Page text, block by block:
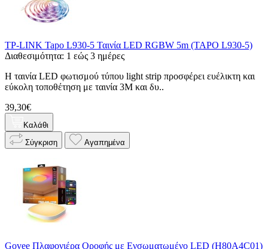
TP-LINK Tapo L930-5 Ταινία LED RGBW 5m (TAPO L930-5)
Διαθεσιμότητα: 1 εώς 3 ημέρες
Η ταινία LED φωτισμού τύπου light strip προσφέρει ευέλικτη και
εύκολη τοποθέτηση με ταινία 3M και δυ..
39,30€
Καλάθι
Σύγκριση
Αγαπημένα
Govee Πλαφονιέρα Οροφής με Ενσωματωμένο LED (H80A4C01)